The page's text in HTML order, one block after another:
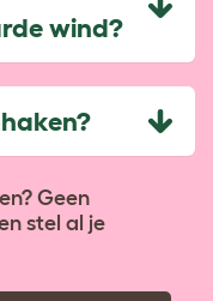
wind?
Geen
stel al je